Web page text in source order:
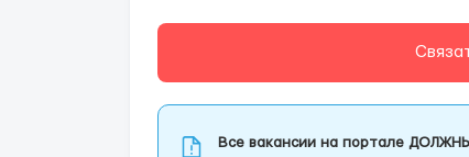
Все вакансии на портале